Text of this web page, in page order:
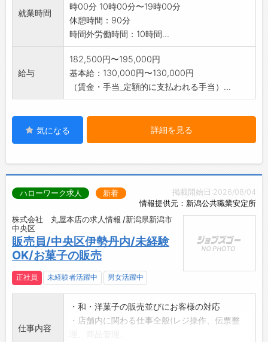
就業時間
時00分 10時00分〜19時00分
休憩時間：90分
時間外労働時間：10時間...
給与
182,500円〜195,000円
基本給：130,000円〜130,000円
（賃金・手当_定額的に支払われる手当）...
気になる 詳細を見る
掲載開始日:2026/08/04
情報提供元：新潟公共職業安定所
ハローワーク求人 新着
株式会社 丸屋本店の求人情報 /新潟県新潟市
中央区
販売員/中央区伊勢丹内/未経験
OK/お菓子の販売
正社員 未経験者活躍中 男女活躍中
仕事内容
・和・洋菓子の販売並びにお客様の対応
・店舗内に関わる仕事全般(レジ操作、伝票整